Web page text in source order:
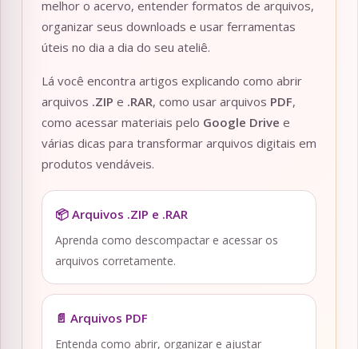
melhor o acervo, entender formatos de arquivos,
organizar seus downloads e usar ferramentas
úteis no dia a dia do seu ateliê.
Lá você encontra artigos explicando como abrir
arquivos .ZIP e .RAR, como usar arquivos PDF,
como acessar materiais pelo Google Drive e
várias dicas para transformar arquivos digitais em
produtos vendáveis.
📦 Arquivos .ZIP e .RAR
Aprenda como descompactar e acessar os
arquivos corretamente.
📄 Arquivos PDF
Entenda como abrir, organizar e ajustar